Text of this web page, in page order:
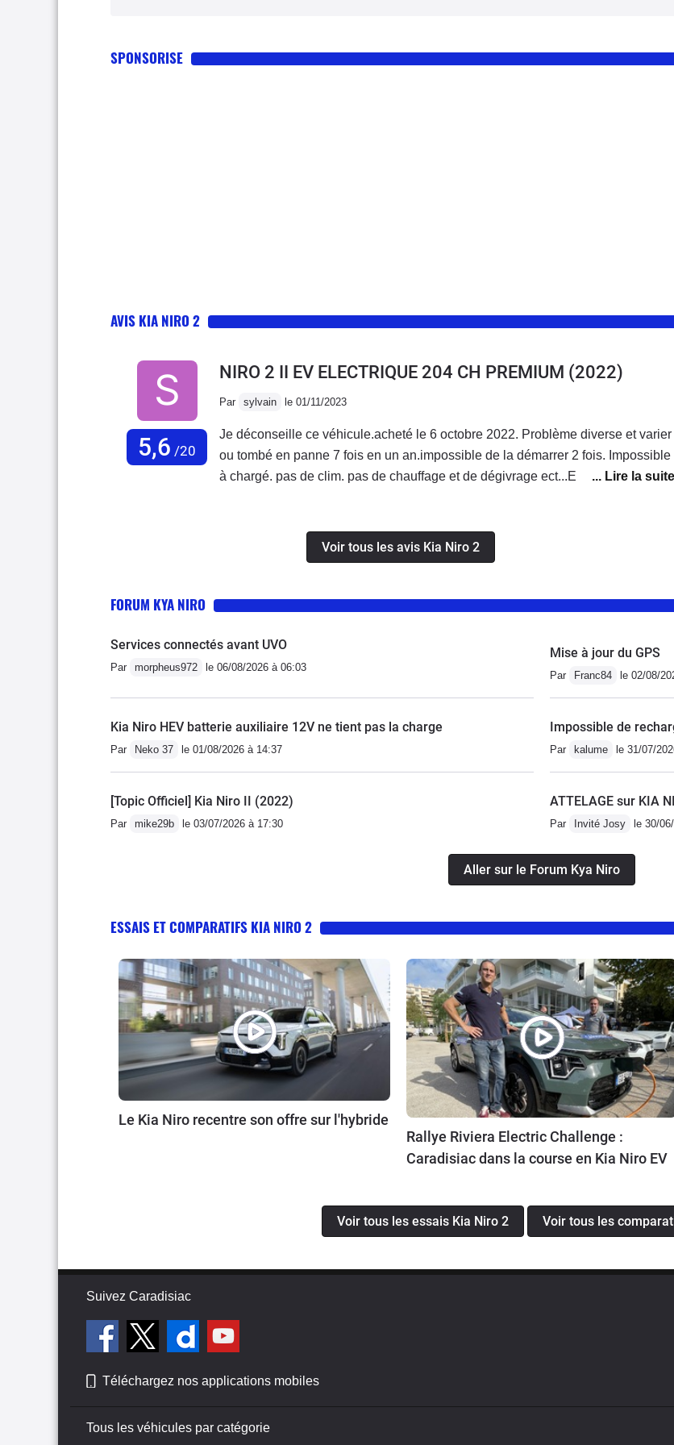
SPONSORISE
AVIS KIA NIRO 2
5,6 /20
NIRO 2 II EV ELECTRIQUE 204 CH PREMIUM (2022)
Par sylvain le 01/11/2023
Je déconseille ce véhicule.acheté le 6 octobre 2022. Problème diverse et varier
ou tombé en panne 7 fois en un an.impossible de la démarrer 2 fois. Impossible
à chargé. pas de clim. pas de chauffage et de dégivrage ect...Elle à passé
somme juste bon à acheté un véhicule d'une valeur de 50k€ et après
basta.Notre courrier adressé à la direction de Kia France est resté lettre morte.
Voir tous les avis Kia Niro 2
FORUM KYA NIRO
Services connectés avant UVO
Par morpheus972 le 06/08/2026 à 06:03
Mise à jour du GPS
Par Franc84 le 02/08/
Kia Niro HEV batterie auxiliaire 12V ne tient pas la charge
Par Neko 37 le 01/08/2026 à 14:37
Impossible de
Par kalume le 31/07/
[Topic Officiel] Kia Niro II (2022)
Par mike29b le 03/07/2026 à 17:30
ATTELAGE sur KIA
Par Invité Josy le 30/
Aller sur le Forum Kya Niro
ESSAIS ET COMPARATIFS KIA NIRO 2
Le Kia Niro recentre son offre sur l'hybride
Rallye Riviera Electric Challenge :
Caradisiac dans la course en Kia Niro EV
Voir tous les essais Kia Niro 2 Voir tous les
Suivez Caradisiac
Téléchargez nos applications mobiles
Tous les véhicules par catégorie